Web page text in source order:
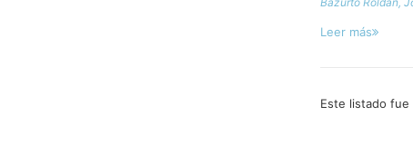
Leer más
Este listado fue